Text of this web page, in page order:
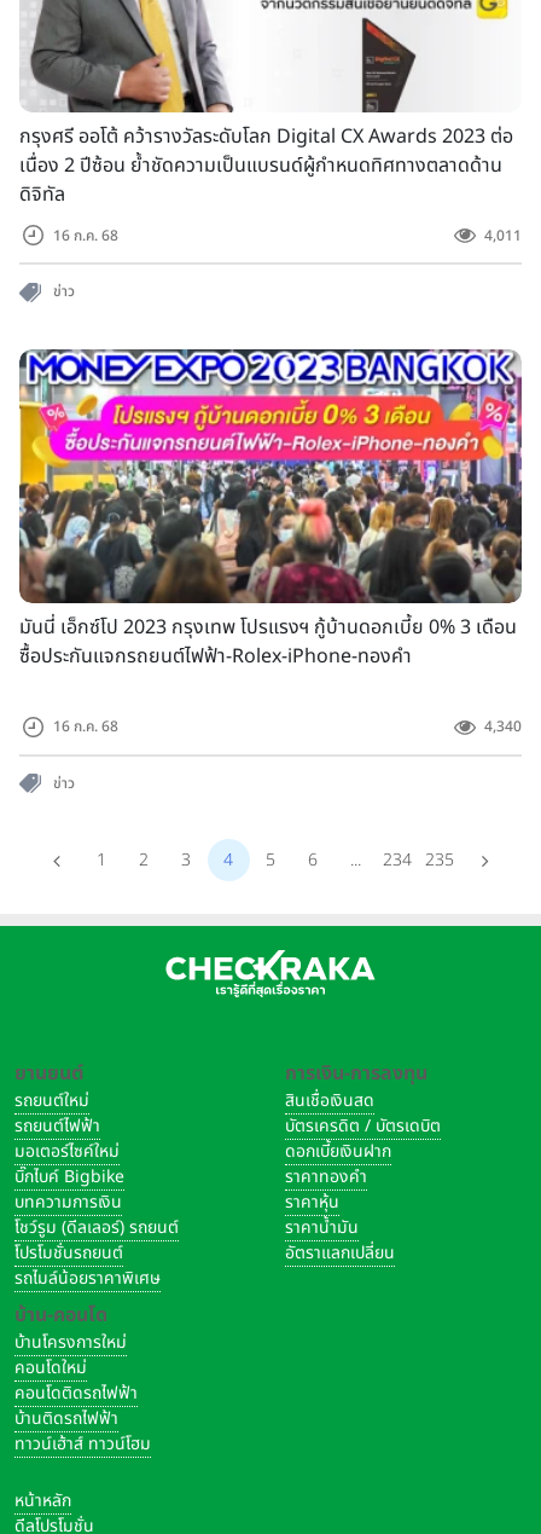
กรุงศรี ออโต้ คว้ารางวัลระดับโลก Digital CX Awards 2023 ต่อ
เนื่อง 2 ปีซ้อน ย้ำชัดความเป็นแบรนด์ผู้กำหนดทิศทางตลาดด้าน
ดิจิทัล
16 ก.ค. 68 4,011
ข่าว
มันนี่ เอ็กซ์โป 2023 กรุงเทพ โปรแรงฯ กู้บ้านดอกเบี้ย 0% 3 เดือน
ซื้อประกันแจกรถยนต์ไฟฟ้า-Rolex-iPhone-ทองคำ
16 ก.ค. 68 4,340
ข่าว
1 2 3 4 5 6 ... 234 235
ยานยนต์
รถยนต์ใหม่
รถยนต์ไฟฟ้า
มอเตอร์ไซค์ใหม่
บิ๊กไบค์ Bigbike
บทความการเงิน
โชว์รูม (ดีลเลอร์) รถยนต์
โปรโมชั่นรถยนต์
รถไมล์น้อยราคาพิเศษ
บ้าน-คอนโด
บ้านโครงการใหม่
คอนโดใหม่
คอนโดติดรถไฟฟ้า
บ้านติดรถไฟฟ้า
ทาวน์เฮ้าส์ ทาวน์โฮม
การเงิน-การลงทุน
สินเชื่อเงินสด
บัตรเครดิต / บัตรเดบิต
ดอกเบี้ยเงินฝาก
ราคาทองคำ
ราคาหุ้น
ราคาน้ำมัน
อัตราแลกเปลี่ยน
หน้าหลัก
ดีลโปรโมชั่น